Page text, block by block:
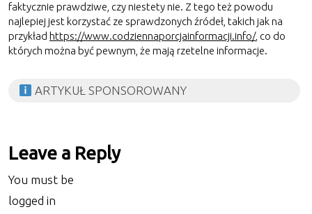
faktycznie prawdziwe, czy niestety nie. Z tego też powodu
najlepiej jest korzystać ze sprawdzonych źródeł, takich jak na
przykład https://www.codziennaporcjainformacji.info/, co do
których można być pewnym, że mają rzetelne informacje.
ARTYKUŁ SPONSOROWANY
Leave a Reply
You must be
logged in